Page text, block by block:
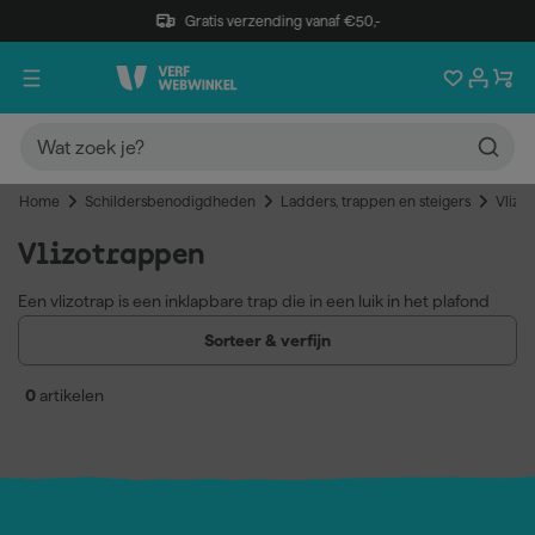
Gratis verzending vanaf €50,-
Home Schildersbenodigdheden Ladders, trappen en steigers
Vlizotrappen
Een vlizotrap is een inklapbare trap die in een luik in het plafond
wordt gemonteerd en toegang biedt tot een zolder of vliering.
Vaklieden en klussers gebruiken vlizotrappen als
een permanente trap te plaatsen. Ze zijn verkrijgbaar in
Veilig bereikbare zolder of vliering
Sorteer & verfijn
0 artikelen